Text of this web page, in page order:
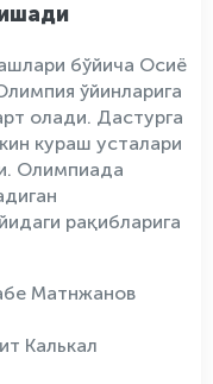
бўйича Осиё
ўйинларига
олади. Дастурга
кураш усталари
Олимпиада
рақибларига
Матнжанов
Калькал